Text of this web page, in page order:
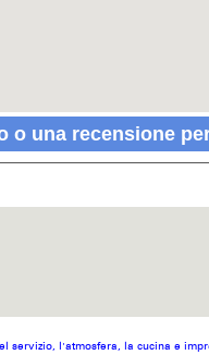
o una recensione
servizio, l'atmosfera, la cucina e